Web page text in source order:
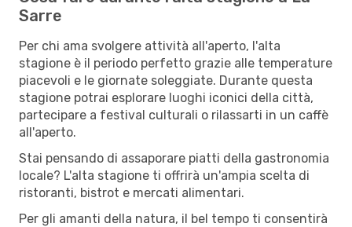
Sarre
Per chi ama svolgere attività all'aperto, l'alta
stagione è il periodo perfetto grazie alle temperature
piacevoli e le giornate soleggiate. Durante questa
stagione potrai esplorare luoghi iconici della città,
partecipare a festival culturali o rilassarti in un caffè
all'aperto.
Stai pensando di assaporare piatti della gastronomia
locale? L'alta stagione ti offrirà un'ampia scelta di
ristoranti, bistrot e mercati alimentari.
Per gli amanti della natura, il bel tempo ti consentirà